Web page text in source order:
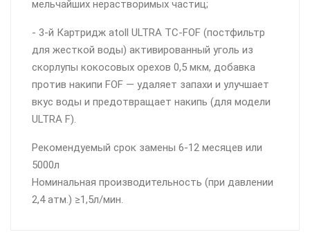
мельчайших нерастворимых частиц;
- 3-й Картридж atoll ULTRA TC-FOF (постфильтр
для жесткой воды) активированный уголь из
скорлупы кокосовых орехов 0,5 мкм, добавка
против накипи FOF — удаляет запахи и улучшает
вкус воды и предотвращает накипь (для модели
ULTRA F).
Рекомендуемый срок замены 6-12 месяцев или
5000л
Номинальная производительность (при давлении
2,4 атм.) ≥1,5л/мин.